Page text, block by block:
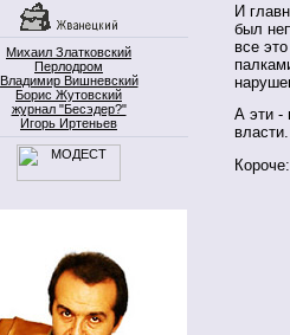
Михаил Златковский
Перлодром
Владимир Вишневский
Борис Жутовский
журнал "Бесэдер?"
Игорь Иртеньев
И
был
все
А эти -
власти.